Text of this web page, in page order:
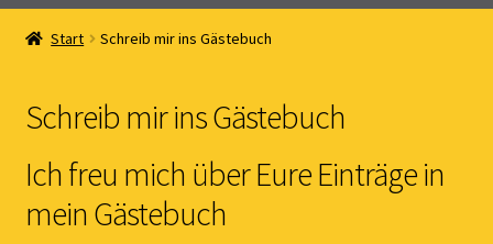
Home
Kernöl Pepi
Übers Kernöl
Start Schreib mir ins Gästebuch
Schreib mir ins Gästebuch
Ich freu mich über Eure Einträge in
mein Gästebuch